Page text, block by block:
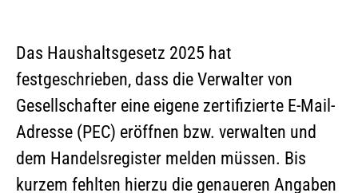
Das Haushaltsgesetz 2025 hat
festgeschrieben, dass die Verwalter von
Gesellschafter eine eigene zertifizierte E-Mail-
Adresse (PEC) eröffnen bzw. verwalten und
dem Handelsregister melden müssen. Bis
kurzem fehlten hierzu die genaueren Angaben